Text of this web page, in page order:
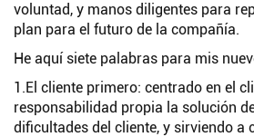
voluntad, y manos diligentes para
plan para el futuro de la compañía.
He aquí siete palabras para mis
1.El cliente primero: centrado en el
responsabilidad propia la solución
dificultades del cliente, y sirviendo a